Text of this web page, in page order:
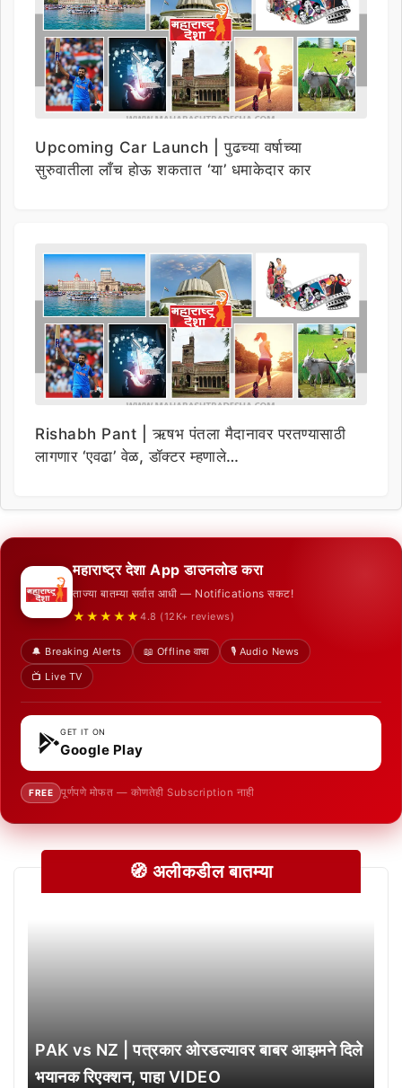
Upcoming Car Launch | पुढच्या वर्षाच्या
सुरुवातीला लाँच होऊ शकतात ‘या’ धमाकेदार कार
Rishabh Pant | ऋषभ पंतला मैदानावर परतण्यासाठी
लागणार ‘एवढा’ वेळ, डॉक्टर म्हणाले…
महाराष्ट्र देशा App डाउनलोड करा
ताज्या बातम्या सर्वात आधी — Notifications सकट!
★★★★★ 4.8 (12K+ reviews)
🔔 Breaking Alerts 📖 Offline वाचा
🎙️ Audio News
📺 Live TV
GET IT ON
Google Play
FREE पूर्णपणे मोफत — कोणतेही Subscription नाही
🧭 अलीकडील बातम्या
PAK vs NZ | पत्रकार ओरडल्यावर बाबर आझमने दिले
भयानक रिएक्शन, पाहा VIDEO